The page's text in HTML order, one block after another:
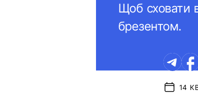
Щоб сховати
брезентом.
14